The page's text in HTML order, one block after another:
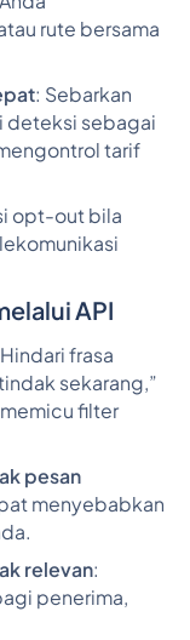
rute bersama
: Sebarkan
deteksi sebagai
tarif
opt-out bila
API
Hindari frasa
sekarang,”
filter
pesan
menyebabkan
relevan:
penerima,